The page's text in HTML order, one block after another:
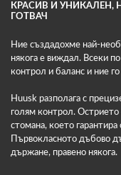
КРАСИВ И УНИКАЛЕН,
ГОТВАЧ
Ние създадохме най-
някога е виждал. Всеки
контрол и баланс и ние
Huusk разполага с
голям контрол.
стомана, което
Първокласното дъбово
държане, правено някога.